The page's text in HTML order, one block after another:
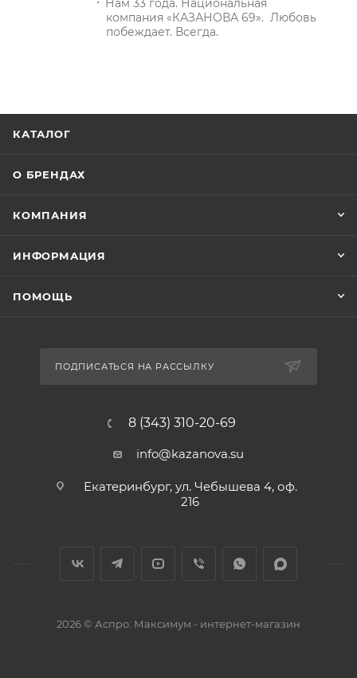
Нам 33 года. Национальная
компания «КАЗАНОВА 69». Любовь
побеждает. Всегда.
КАТАЛОГ
О БРЕНДАХ
КОМПАНИЯ
ИНФОРМАЦИЯ
ПОМОЩЬ
ПОДПИСАТЬСЯ НА РАССЫЛКУ
8 (343) 310-20-69
info@kazanova.su
Екатеринбург, ул. Чебышева 4, оф.
216
2026 © Аспро: Максимум - интернет-магазин